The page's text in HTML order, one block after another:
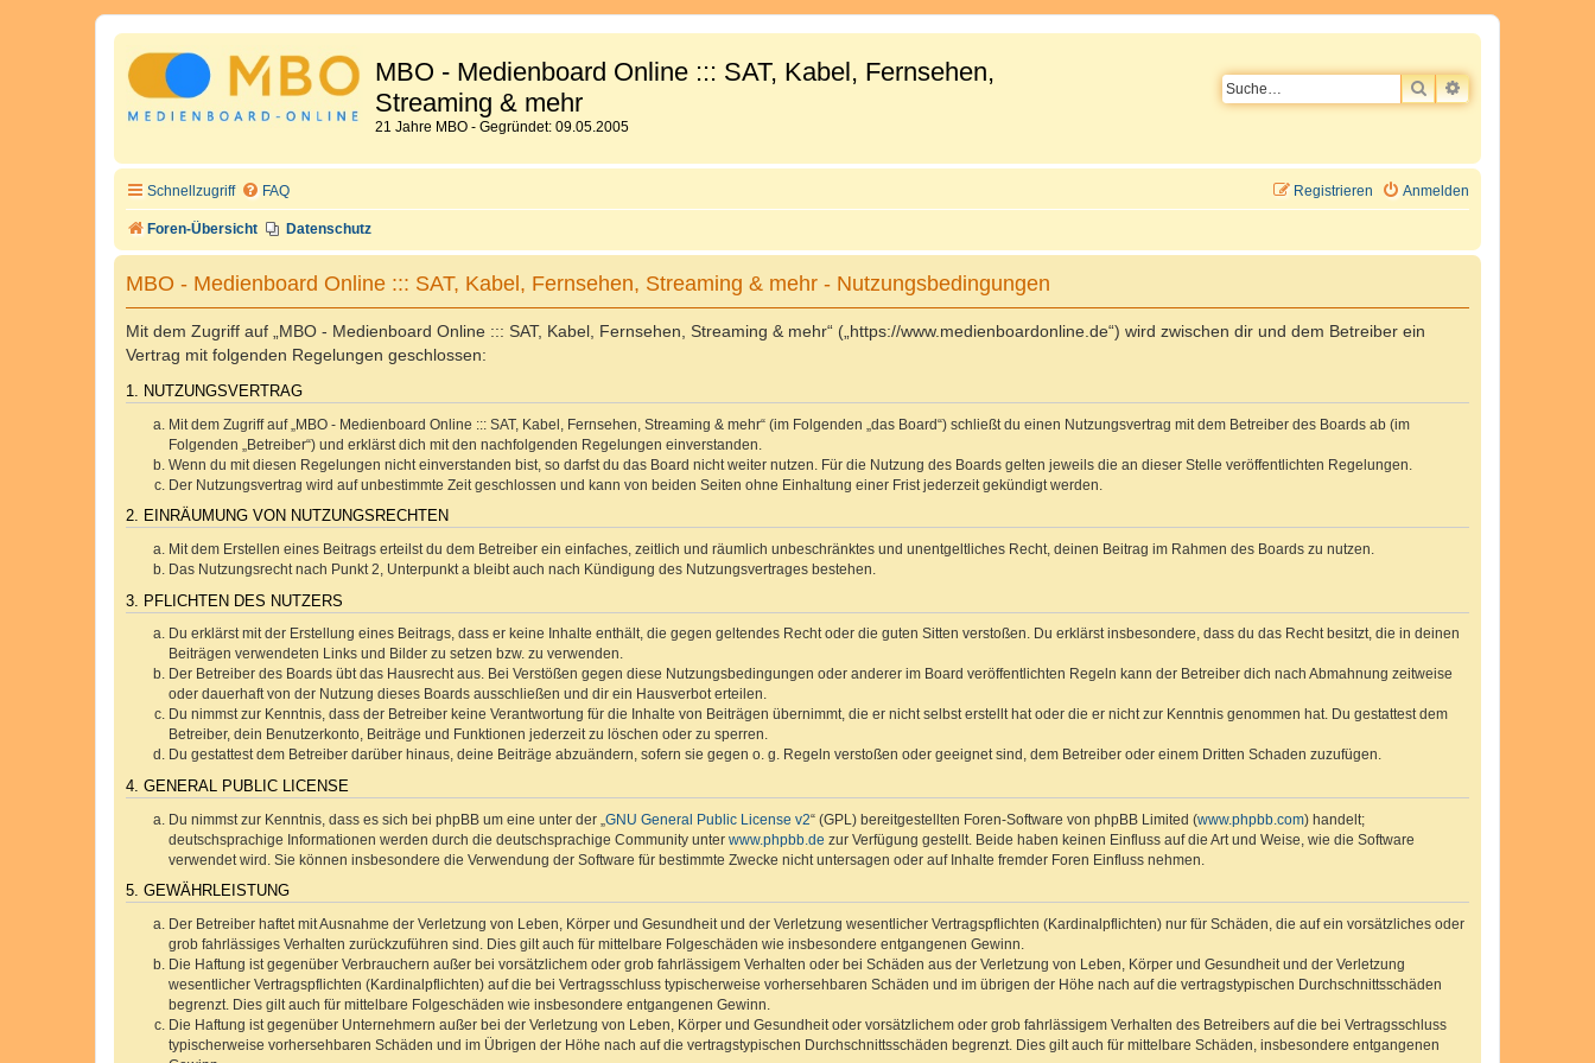
MBO - Medienboard Online ::: SAT, Kabel, Fernsehen,
Streaming & mehr
21 Jahre MBO - Gegründet: 09.05.2005
SUCHEERWEITERTE
Schnellzugriff FAQ Anmelden
Registrieren
Foren-Übersicht Datenschutz
MBO - Medienboard Online ::: SAT, Kabel, Fernsehen, Streaming & mehr - Nutzungsbedingungen
Mit dem Zugriff auf „MBO - Medienboard Online ::: SAT, Kabel, Fernsehen, Streaming & mehr“ („https://www.medienboardonline.de“) wird zwischen dir und dem Betreiber ein
Vertrag mit folgenden Regelungen geschlossen:
1. NUTZUNGSVERTRAG
Mit dem Zugriff auf „MBO - Medienboard Online ::: SAT, Kabel, Fernsehen, Streaming & mehr“ (im Folgenden „das Board“) schließt du einen Nutzungsvertrag mit dem Betreiber des Boards ab (im
Folgenden „Betreiber“) und erklärst dich mit den nachfolgenden Regelungen einverstanden.
Wenn du mit diesen Regelungen nicht einverstanden bist, so darfst du das Board nicht weiter nutzen. Für die Nutzung des Boards gelten jeweils die an dieser Stelle veröffentlichten Regelungen.
Der Nutzungsvertrag wird auf unbestimmte Zeit geschlossen und kann von beiden Seiten ohne Einhaltung einer Frist jederzeit gekündigt werden.
2. EINRÄUMUNG VON NUTZUNGSRECHTEN
Mit dem Erstellen eines Beitrags erteilst du dem Betreiber ein einfaches, zeitlich und räumlich unbeschränktes und unentgeltliches Recht, deinen Beitrag im Rahmen des Boards zu nutzen.
Das Nutzungsrecht nach Punkt 2, Unterpunkt a bleibt auch nach Kündigung des Nutzungsvertrages bestehen.
3. PFLICHTEN DES NUTZERS
Du erklärst mit der Erstellung eines Beitrags, dass er keine Inhalte enthält, die gegen geltendes Recht oder die guten Sitten verstoßen. Du erklärst insbesondere, dass du das Recht besitzt, die in deinen
Beiträgen verwendeten Links und Bilder zu setzen bzw. zu verwenden.
Der Betreiber des Boards übt das Hausrecht aus. Bei Verstößen gegen diese Nutzungsbedingungen oder anderer im Board veröffentlichten Regeln kann der Betreiber dich nach Abmahnung zeitweise
oder dauerhaft von der Nutzung dieses Boards ausschließen und dir ein Hausverbot erteilen.
Du nimmst zur Kenntnis, dass der Betreiber keine Verantwortung für die Inhalte von Beiträgen übernimmt, die er nicht selbst erstellt hat oder die er nicht zur Kenntnis genommen hat. Du gestattest dem
Betreiber, dein Benutzerkonto, Beiträge und Funktionen jederzeit zu löschen oder zu sperren.
Du gestattest dem Betreiber darüber hinaus, deine Beiträge abzuändern, sofern sie gegen o. g. Regeln verstoßen oder geeignet sind, dem Betreiber oder einem Dritten Schaden zuzufügen.
4. GENERAL PUBLIC LICENSE
Du nimmst zur Kenntnis, dass es sich bei phpBB um eine unter der „ GNU General Public License v2“ (GPL) bereitgestellten Foren-Software von phpBB Limited (www.phpbb.com) handelt;
deutschsprachige Informationen werden durch die deutschsprachige Community unter www.phpbb.de zur Verfügung gestellt. Beide haben keinen Einfluss auf die Art und Weise, wie die Software
verwendet wird. Sie können insbesondere die Verwendung der Software für bestimmte Zwecke nicht untersagen oder auf Inhalte fremder Foren Einfluss nehmen.
5. GEWÄHRLEISTUNG
Der Betreiber haftet mit Ausnahme der Verletzung von Leben, Körper und Gesundheit und der Verletzung wesentlicher Vertragspflichten (Kardinalpflichten) nur für Schäden, die auf ein vorsätzliches oder
grob fahrlässiges Verhalten zurückzuführen sind. Dies gilt auch für mittelbare Folgeschäden wie insbesondere entgangenen Gewinn.
Die Haftung ist gegenüber Verbrauchern außer bei vorsätzlichem oder grob fahrlässigem Verhalten oder bei Schäden aus der Verletzung von Leben, Körper und Gesundheit und der Verletzung
wesentlicher Vertragspflichten (Kardinalpflichten) auf die bei Vertragsschluss typischerweise vorhersehbaren Schäden und im übrigen der Höhe nach auf die vertragstypischen Durchschnittsschäden
begrenzt. Dies gilt auch für mittelbare Folgeschäden wie insbesondere entgangenen Gewinn.
Die Haftung ist gegenüber Unternehmern außer bei der Verletzung von Leben, Körper und Gesundheit oder vorsätzlichem oder grob fahrlässigem Verhalten des Betreibers auf die bei Vertragsschluss
typischerweise vorhersehbaren Schäden und im Übrigen der Höhe nach auf die vertragstypischen Durchschnittsschäden begrenzt. Dies gilt auch für mittelbare Schäden, insbesondere entgangenen